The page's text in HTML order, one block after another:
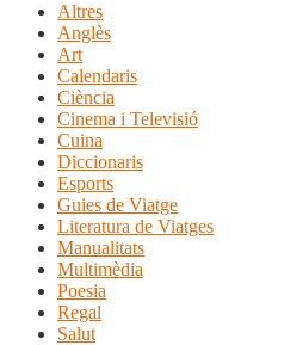
Altres
Anglès
Art
Calendaris
Ciència
Cinema i Televisió
Cuina
Diccionaris
Esports
Guies de Viatge
Literatura de Viatges
Manualitats
Multimèdia
Poesia
Regal
Salut